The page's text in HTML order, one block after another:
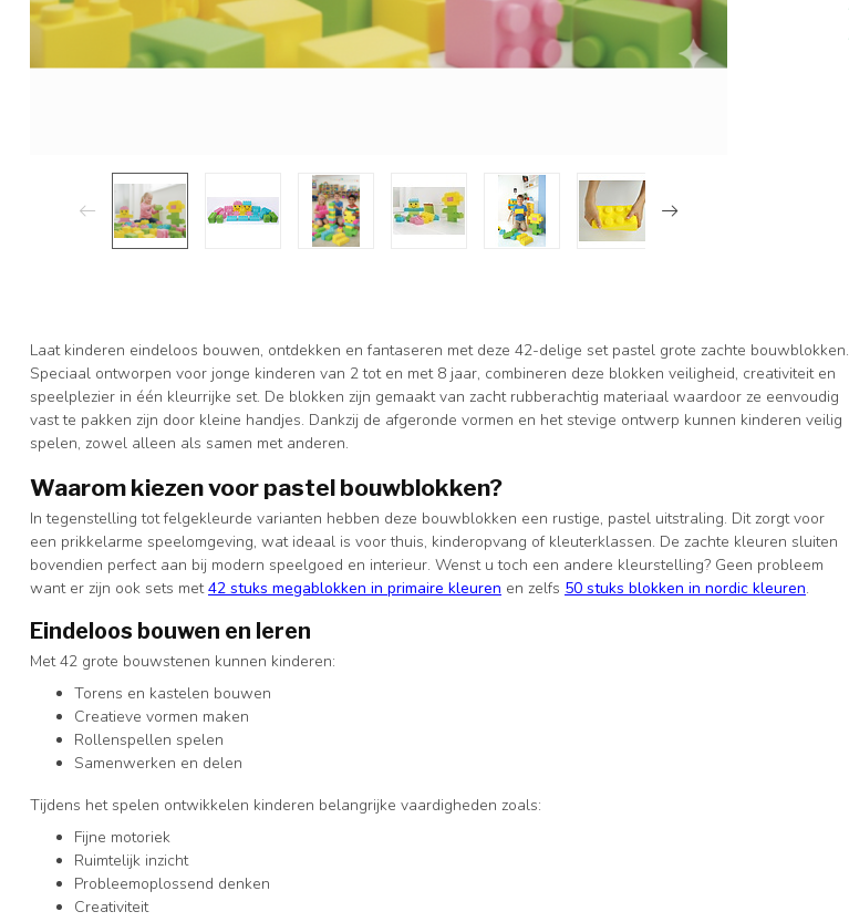
Laat kinderen eindeloos bouwen, ontdekken en fantaseren met deze 42-delige set pastel grote zachte bouwblokken.
Speciaal ontworpen voor jonge kinderen van 2 tot en met 8 jaar, combineren deze blokken veiligheid, creativiteit en
speelplezier in één kleurrijke set. De blokken zijn gemaakt van zacht rubberachtig materiaal waardoor ze eenvoudig
vast te pakken zijn door kleine handjes. Dankzij de afgeronde vormen en het stevige ontwerp kunnen kinderen veilig
spelen, zowel alleen als samen met anderen.
Waarom kiezen voor pastel bouwblokken?
In tegenstelling tot felgekleurde varianten hebben deze bouwblokken een rustige, pastel uitstraling. Dit zorgt voor
een prikkelarme speelomgeving, wat ideaal is voor thuis, kinderopvang of kleuterklassen. De zachte kleuren sluiten
bovendien perfect aan bij modern speelgoed en interieur. Wenst u toch een andere kleurstelling? Geen probleem
want er zijn ook sets met42 stuks megablokken in primaire kleuren en zelfs 50 stuks blokken in nordic kleuren.
Eindeloos bouwen en leren
Met 42 grote bouwstenen kunnen kinderen:
Torens en kastelen bouwen
Creatieve vormen maken
Rollenspellen spelen
Samenwerken en delen
Tijdens het spelen ontwikkelen kinderen belangrijke vaardigheden zoals:
Fijne motoriek
Ruimtelijk inzicht
Probleemoplossend denken
Creativiteit